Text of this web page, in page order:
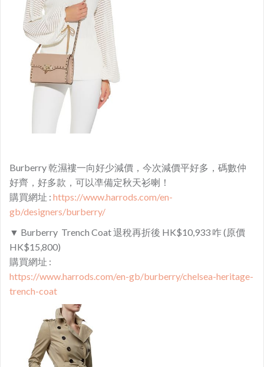
Burberry 乾濕褸一向好少減價，今次減價平好多，碼數仲
好齊，好多款，可以凖備定秋天衫喇！
購買網址 : https://www.harrods.com/en-
gb/designers/burberry/
▼ Burberry Trench Coat 退稅再折後 HK$10,933 咋 (原價
HK$15,800)
購買網址 :
https://www.harrods.com/en-gb/burberry/chelsea-heritage-
trench-coat